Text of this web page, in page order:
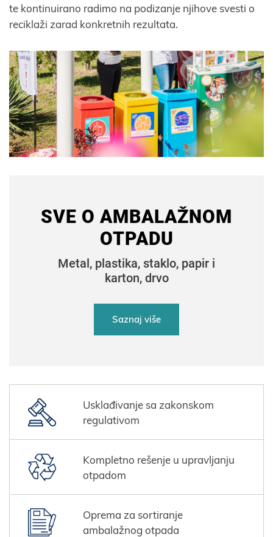
te kontinuirano radimo na podizanje njihove svesti o
reciklaži zarad konkretnih rezultata.
SVE O AMBALAŽNOM
OTPADU
Metal, plastika, staklo, papir i
karton, drvo
Saznaj više
Usklađivanje sa zakonskom
regulativom
Kompletno rešenje u upravljanju
otpadom
Oprema za sortiranje
ambalažnog otpada